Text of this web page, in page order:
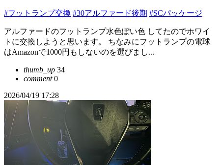
#フットランプ交換 #30アルファード後期 #SCパッケージ
アルファードのフットランプ水色ぽい色 してたのでホワイ
トに交換しようと思います。 ちなみにフットランプの電球
はAmazonで1000円もしないのを選びまし...
thumb_up 34
comment0
2026/04/19 17:28